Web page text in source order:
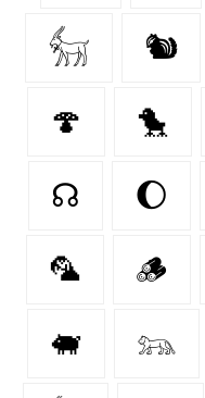
𓃶 🐿
🍄‍ 🐤
☊ 🌔
🦜 🪵
🐖 𓃬